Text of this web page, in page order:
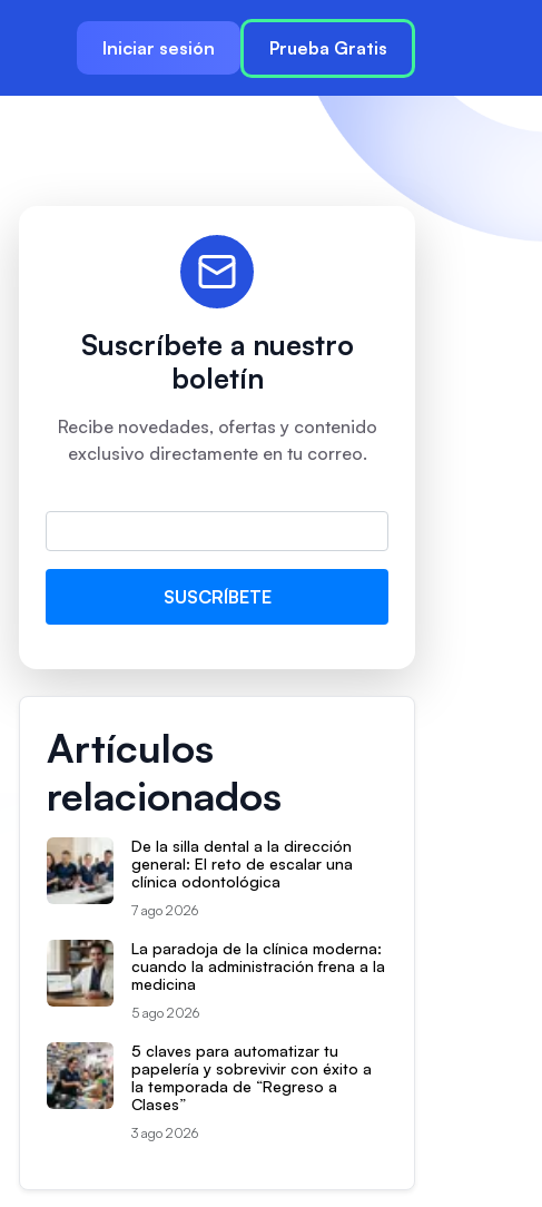
Iniciar sesión Prueba Gratis
Suscríbete a nuestro
boletín
Recibe novedades, ofertas y contenido
exclusivo directamente en tu correo.
Artículos
relacionados
De la silla dental a la dirección
general: El reto de escalar una
clínica odontológica
7 ago 2026
La paradoja de la clínica moderna:
cuando la administración frena a la
medicina
5 ago 2026
5 claves para automatizar tu
papelería y sobrevivir con éxito a
la temporada de “Regreso a
Clases”
3 ago 2026